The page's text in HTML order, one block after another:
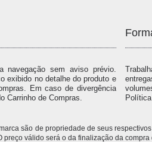
navegação sem aviso prévio.
exibido no detalhe do produto e
Em caso de divergência
Carrinho de Compras.
são de propriedade de seus
preço válido será o da finalização da